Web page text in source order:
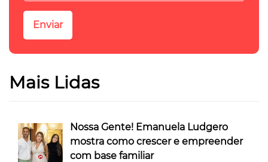
Mais Lidas
Nossa Gente! Emanuela Ludgero
mostra como crescer e empreender
com base familiar